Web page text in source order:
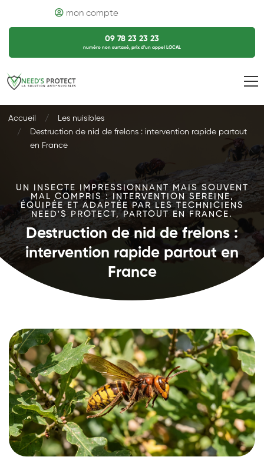
mon compte
09 78 23 23 23
numéro non surtaxé, prix d’un appel LOCAL
Accueil
Les nuisibles
Destruction de nid de frelons : intervention rapide partout
en France
UN INSECTE IMPRESSIONNANT MAIS SOUVENT
MAL COMPRIS : INTERVENTION SEREINE,
ÉQUIPÉE ET ADAPTÉE PAR LES TECHNICIENS
NEED'S PROTECT, PARTOUT EN FRANCE.
Destruction de nid de frelons :
intervention rapide partout en
France